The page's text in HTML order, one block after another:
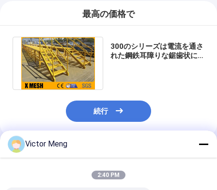
最高の価格で
300のシリーズは電流を通さ
れた鋼鉄耳障りな鋸歯状に
続行
推薦されたプロダクト
Victor Meng
2:40 PM